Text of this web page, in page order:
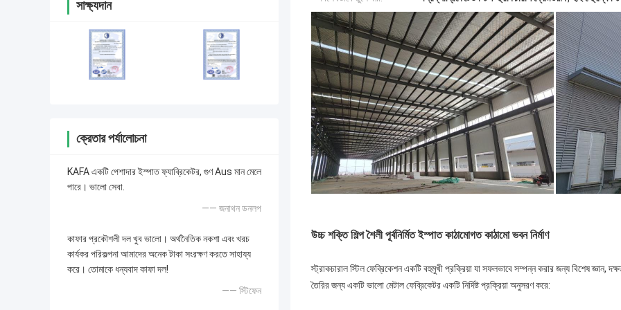
সাক্ষ্যদান
ক্রেতার পর্যালোচনা
KAFA একটি পেশাদার ইস্পাত ফ্যাব্রিকেটর, গুণ Aus মান মেলে
পারে। ভালো সেবা.
—— জনাথন ডনলপ
কাফার প্রকৌশলী দল খুব ভালো। অর্থনৈতিক নকশা এবং খরচ
কার্যকর পরিকল্পনা আমাদের অনেক টাকা সংরক্ষণ করতে সাহায্য
করে। তোমাকে ধন্যবাদ কাফা দল!
—— স্টিফেন
উচ্চ শক্তি শিল্প শৈলী পূর্বনির্মিত ইস্পাত কাঠামোগত কাঠামো ভবন নির্মাণ
স্ট্রাকচারাল স্টিল ফেব্রিকেশন একটি বহুমুখী প্রক্রিয়া যা সফলভাবে সম্পন্ন করার জন্য বিশেষ জ্ঞান,
তৈরির জন্য একটি ভালো মেটাল ফেব্রিকেটর একটি নির্দিষ্ট প্রক্রিয়া অনুসরণ করে: